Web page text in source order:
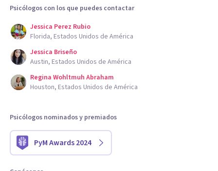
Psicólogos con los que puedes contactar
Jessica Perez Rubio
Florida, Estados Unidos de América
Jessica Briseño
Austin, Estados Unidos de América
Regina Wohltmuh Abraham
Houston, Estados Unidos de América
Psicólogos nominados y premiados
PyM Awards 2024